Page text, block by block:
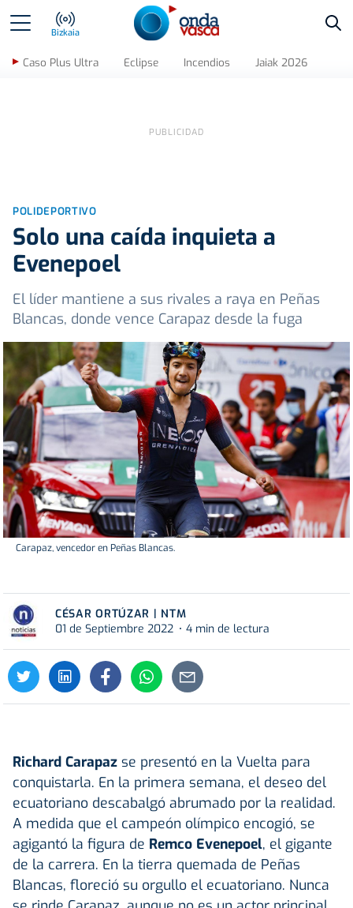
Bizkaia
Caso Plus Ultra Eclipse Incendios Jaiak 2026
POLIDEPORTIVO
Solo una caída inquieta a
Evenepoel
El líder mantiene a sus rivales a raya en Peñas
Blancas, donde vence Carapaz desde la fuga
Carapaz, vencedor en Peñas Blancas.
CÉSAR ORTÚZAR | NTM
01 de Septiembre 2022
4 min de lectura
Richard Carapaz se presentó en la Vuelta para
conquistarla. En la primera semana, el deseo del
ecuatoriano descabalgó abrumado por la realidad.
A medida que el campeón olímpico encogió, se
agigantó la figura de Remco Evenepoel, el gigante
de la carrera. En la tierra quemada de Peñas
Blancas, floreció su orgullo el ecuatoriano. Nunca